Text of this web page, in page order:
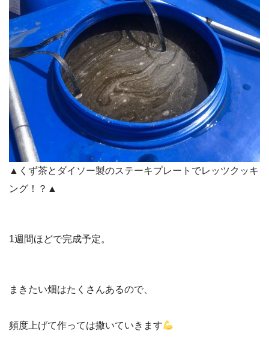
▲くず茶とダイソー製のステーキプレートでレッツクッキ
ング！？▲
1週間ほどで完成予定。
まきたい畑はたくさんあるので、
頻度上げて作っては撒いていきます